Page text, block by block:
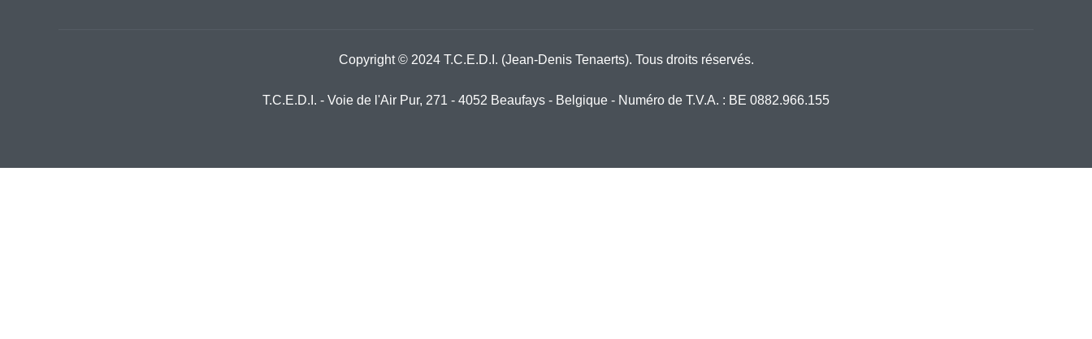
Copyright © 2024 T.C.E.D.I. (Jean-Denis Tenaerts). Tous droits réservés.
T.C.E.D.I. - Voie de l'Air Pur, 271 - 4052 Beaufays - Belgique - Numéro de T.V.A. : BE 0882.966.155